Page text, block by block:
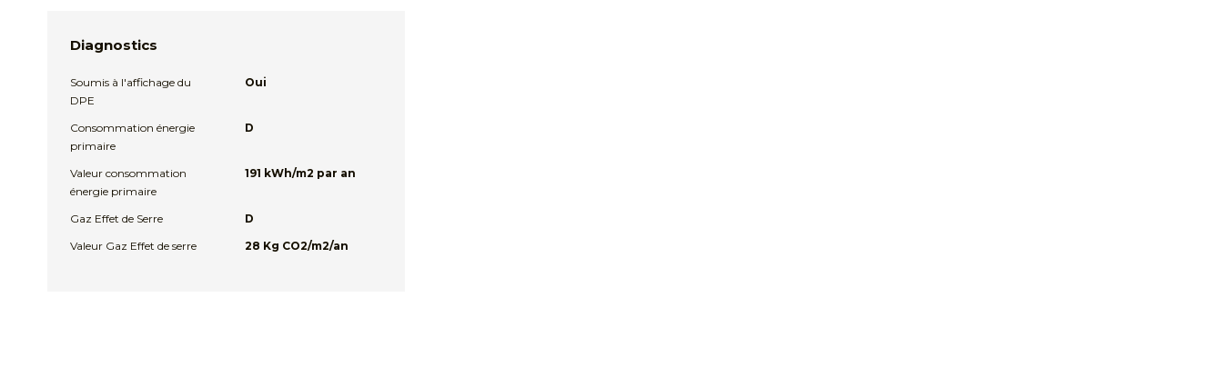
Diagnostics
Soumis à l'affichage du
DPE
Oui
Consommation énergie
primaire
D
Valeur consommation
énergie primaire
191 kWh/m2 par an
Gaz Effet de Serre
D
Valeur Gaz Effet de serre
28 Kg CO2/m2/an